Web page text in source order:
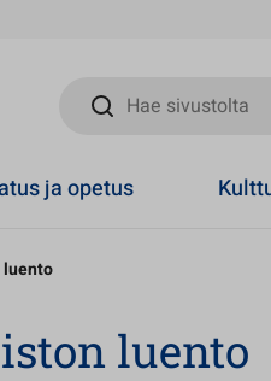
Hae sivustolta
ja opetus
luento